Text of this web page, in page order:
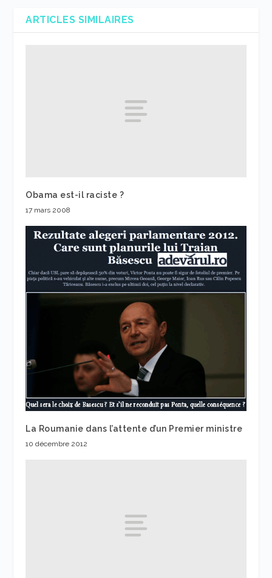
ARTICLES SIMILAIRES
Obama est-il raciste ?
17 mars 2008
La Roumanie dans l’attente d’un Premier ministre
10 décembre 2012